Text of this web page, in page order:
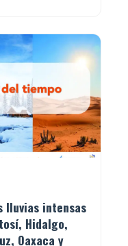
lluvias intensas
Hidalgo,
Oaxaca y